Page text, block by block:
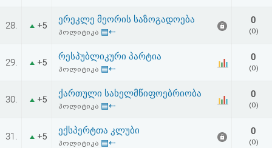
სალიცენზიო
შეთანხმება
უარყოფა
28. +5
ერეკლე მეორის საზოგადოება
პოლიტიკა ▤⇠
0
(0)
29. +5
რესპუბლიკური პარტია
პოლიტიკა ▤⇠
0
(0)
30. +5
ქართული სახელმწიფოებრიობა
პოლიტიკა ▤⇠
0
(0)
31. +5
ექსპერტთა კლუბი
პოლიტიკა ▤⇠
0
(0)